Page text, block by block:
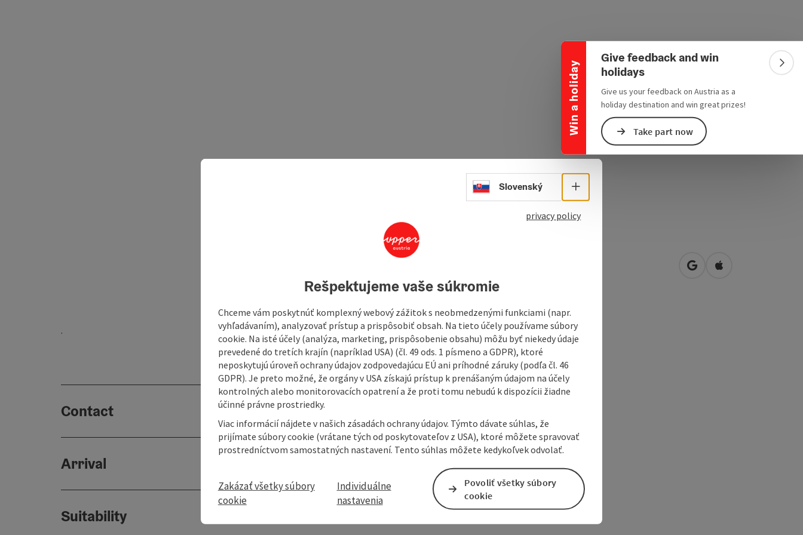
Win a holiday
Collapse banner
Give feedback and win
holidays
Give us your feedback on Austria as a
holiday destination and win great prizes!
Take part now
open in Google Maps
Open in Apple
.
Contact
Arrival
Suitability
Select language - Open menu
Slovenský
privacy policy
Rešpektujeme vaše súkromie
Chceme vám poskytnúť komplexný webový zážitok s neobmedzenými funkciami (napr.
vyhľadávaním), analyzovať prístup a prispôsobiť obsah. Na tieto účely používame súbory
cookie. Na isté účely (analýza, marketing, prispôsobenie obsahu) môžu byť niekedy údaje
prevedené do tretích krajín (napríklad USA) (čl. 49 ods. 1 písmeno a GDPR), ktoré
neposkytujú úroveň ochrany údajov zodpovedajúcu EÚ ani príhodné záruky (podľa čl. 46
GDPR). Je preto možné, že orgány v USA získajú prístup k prenášaným údajom na účely
kontrolných alebo monitorovacích opatrení a že proti tomu nebudú k dispozícii žiadne
účinné právne prostriedky.
Viac informácií nájdete v našich zásadách ochrany údajov. Týmto dávate súhlas, že
prijímate súbory cookie (vrátane tých od poskytovateľov z USA), ktoré môžete spravovať
prostredníctvom samostatných nastavení. Tento súhlas môžete kedykoľvek odvolať.
Zakázať všetky súbory
cookie
Individuálne
nastavenia
Povoliť všetky súbory
cookie